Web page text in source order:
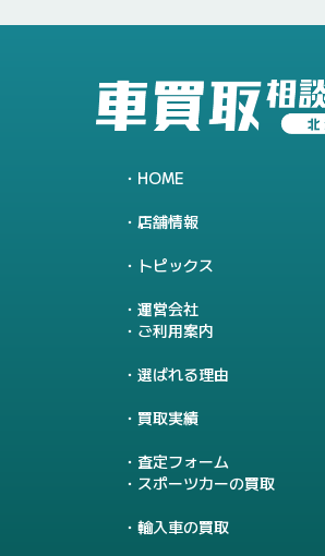
HOME
店舗情報
トピックス
運営会社
ご利用案内
選ばれる理由
買取実績
査定フォーム
スポーツカーの買取
輸入車の買取